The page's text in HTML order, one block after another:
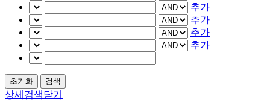
추가
추가
추가
추가
상세검색닫기